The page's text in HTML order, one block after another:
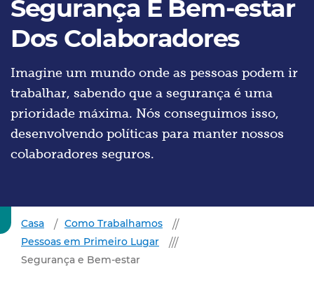
Segurança E Bem-estar
Dos Colaboradores
Imagine um mundo onde as pessoas podem ir
trabalhar, sabendo que a segurança é uma
prioridade máxima. Nós conseguimos isso,
desenvolvendo políticas para manter nossos
colaboradores seguros.
Casa
Como Trabalhamos
Pessoas em Primeiro Lugar
Segurança e Bem-estar